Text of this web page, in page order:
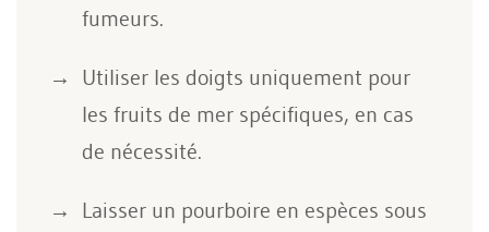
fumeurs.
Utiliser les doigts uniquement pour
les fruits de mer spécifiques, en cas
de nécessité.
Laisser un pourboire en espèces sous